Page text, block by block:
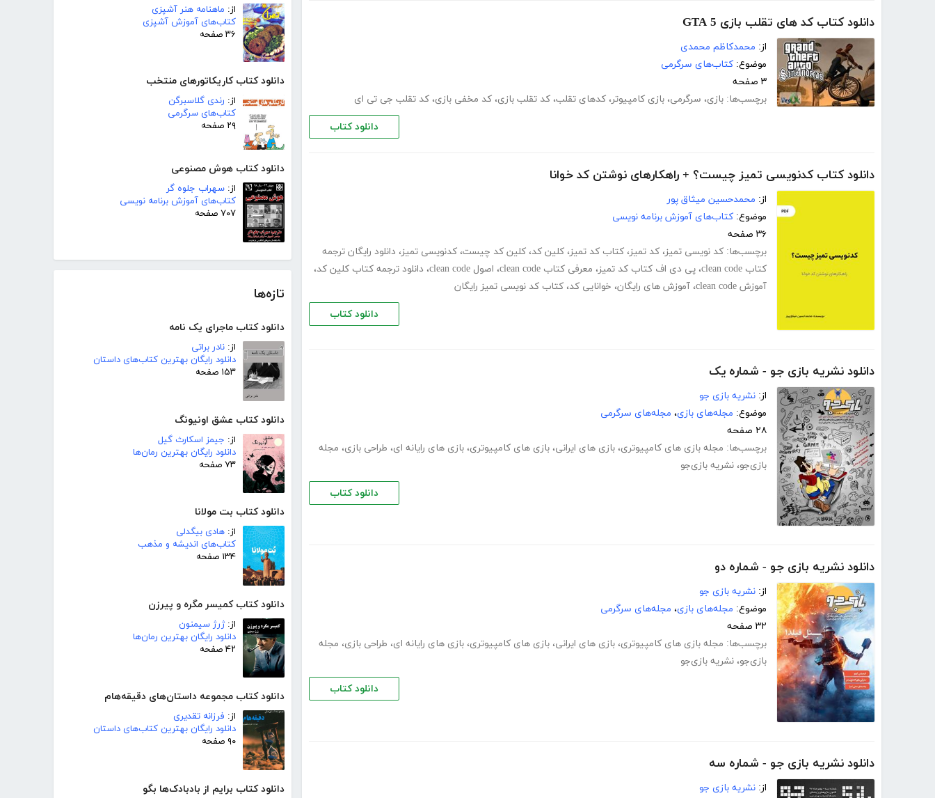
از: ماهنامه هنر آشپزی
کتاب‌های آموزش آشپزی
۳۶ صفحه
دانلود کتاب کاریکاتورهای منتخب
از: رندی گلاسبرگن
کتاب‌های سرگرمی
۲۹ صفحه
دانلود کتاب هوش مصنوعی
از: سهراب جلوه گر
کتاب‌های آموزش برنامه نویسی
۷۰۷ صفحه
تازه‌ها
دانلود کتاب ماجرای یک نامه
از: نادر براتی
دانلود رایگان بهترین کتاب‌های داستان
۱۵۳ صفحه
دانلود کتاب عشق اونیونگ
از: جیمز اسکارث گیل
دانلود رایگان بهترین رمان‌ها
۷۳ صفحه
دانلود کتاب بت مولانا
از: هادی بیگدلی
کتاب‌های اندیشه و مذهب
۱۳۴ صفحه
دانلود کتاب کمیسر مگره و پیرزن
از:ژرژ سیمنون
دانلود رایگان بهترین رمان‌ها
۴۲ صفحه
دانلود کتاب مجموعه داستان‌های دقیقه‌هام
از: فرزانه تقدیری
دانلود رایگان بهترین کتاب‌های داستان
۹۰ صفحه
دانلود کتاب برایم از بادبادک‌ها بگو
دانلود کتاب کد های تقلب بازی GTA 5
از: محمدکاظم محمدی
موضوع: کتاب‌های سرگرمی
۳ صفحه
برچسب‌ها: بازی، سرگرمی، بازی کامپیوتر، کدهای تقلب، کد تقلب بازی، کد مخفی بازی، کد تقلب جی تی ای
دانلود کتاب
دانلود کتاب کدنویسی تمیز چیست؟ + راهکارهای نوشتن کد خوانا
از: محمدحسین میثاق پور
موضوع: کتاب‌های آموزش برنامه نویسی
۳۶ صفحه
برچسب‌ها: کد نویسی تمیز، کد تمیز، کتاب کد تمیز، کلین کد، کلین کد چیست، کدنویسی تمیز، دانلود رایگان ترجمه
کتاب clean code
، پی دی اف کتاب کد تمیز، معرفی کتاب clean code ، اصول clean code ، دانلود ترجمه کتاب کلین کد،
آموزش clean code
، آموزش های رایگان، خوانایی کد، کتاب کد نویسی تمیز رایگان
دانلود کتاب
دانلود نشریه بازی جو - شماره یک
از: نشریه بازی جو
موضوع: مجله‌های بازی، مجله‌های سرگرمی
۲۸ صفحه
برچسب‌ها: مجله بازی های کامپیوتری، بازی های ایرانی، بازی های کامپیوتری، بازی های رایانه ای، طراحی بازی، مجله
بازی‌جو، نشریه بازی‌جو
دانلود کتاب
دانلود نشریه بازی جو - شماره دو
از: نشریه بازی جو
موضوع: مجله‌های بازی، مجله‌های سرگرمی
۳۲ صفحه
برچسب‌ها: مجله بازی های کامپیوتری، بازی های ایرانی، بازی های کامپیوتری، بازی های رایانه ای، طراحی بازی، مجله
بازی‌جو، نشریه بازی‌جو
دانلود کتاب
دانلود نشریه بازی جو - شماره سه
از: نشریه بازی جو